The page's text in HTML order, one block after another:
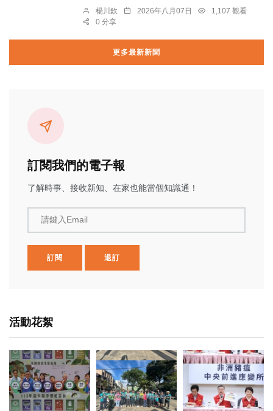
楊川欽 2026年八月07日
1,107 觀看
0 分享
更多最新新聞
訂閱我們的電子報
了解時事、接收新知、在家也能當個知識通！
請鍵入Email
訂閱 退訂
活動花絮